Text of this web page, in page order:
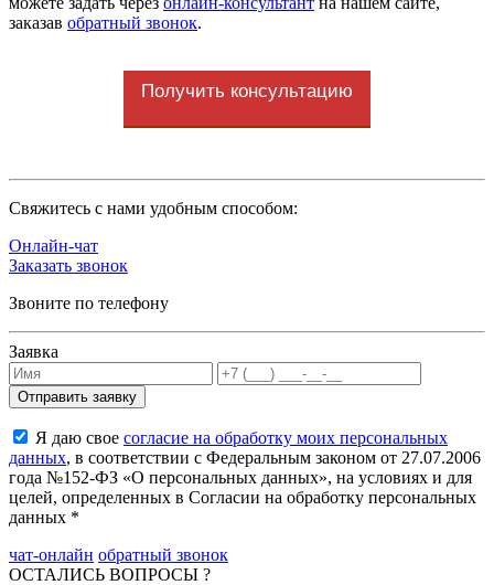
заказав обратный звонок.
Получить консультацию
Cвяжитесь с нами удобным способом:
Онлайн-чат
Заказать звонок
Звоните по телефону
Заявка
Я даю свое согласие на обработку моих персональных
данных, в соответствии с Федеральным законом от 27.07.2006
года №152-ФЗ «О персональных данных», на условиях и для
целей, определенных в Согласии на обработку персональных
данных *
чат-онлайн обратный звонок
ОСТАЛИСЬ ВОПРОСЫ ?